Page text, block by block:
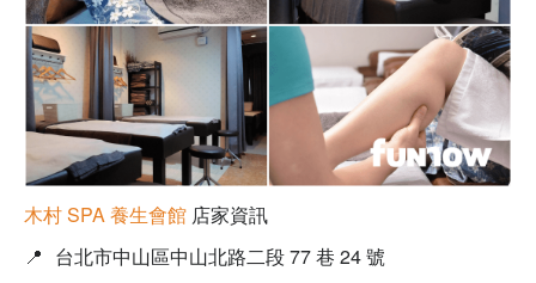
木村 SPA 養生會館 店家資訊
📍 台北市中山區中山北路二段 77 巷 24 號